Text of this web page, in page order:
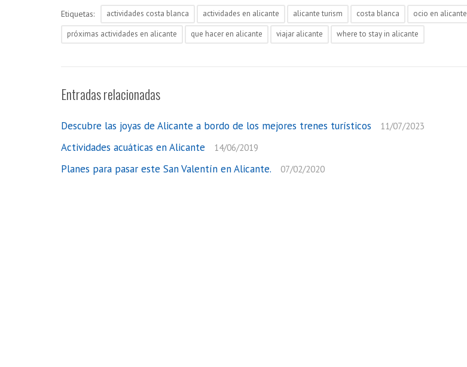
Etiquetas: actividades costa blanca actividades en alicante alicante turism costa blanca
ocio en alicante
próximas actividades en alicante
que hacer en alicante viajar alicante where to stay in alicante
Entradas relacionadas
Descubre las joyas de Alicante a bordo de los mejores trenes turísticos 11/07/2023
Actividades acuáticas en Alicante 14/06/2019
Planes para pasar este San Valentín en Alicante. 07/02/2020